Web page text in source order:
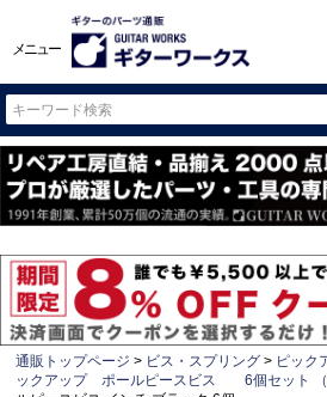
メニュー
通販トップページ ビス・スプリング ピック
ックアップ ポールピースビス 6個セット （